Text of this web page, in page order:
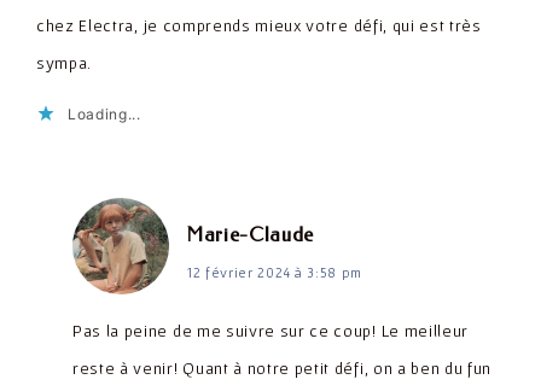
chez Electra, je comprends mieux votre défi, qui est très
sympa.
Loading...
Marie-Claudedit :
12 février 2024 à 3:58 pm
Pas la peine de me suivre sur ce coup! Le meilleur
reste à venir! Quant à notre petit défi, on a ben du fun